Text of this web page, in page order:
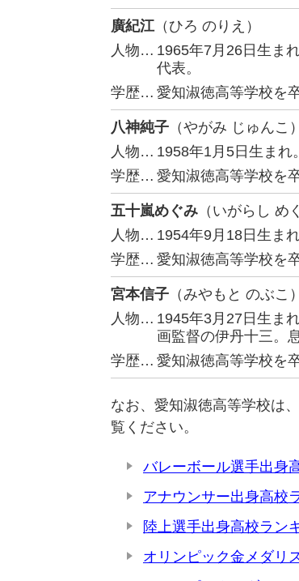
廣紀江（ひろ のりえ）
人物… 1965年7月26日生ま
代表。
学歴… 愛知淑徳高等学校を
八神純子 （やがみ じゅんこ）
人物… 1958年1月5日生まれ
学歴… 愛知淑徳高等学校を
五十嵐めぐみ （いがらし め
人物… 1954年9月18日生ま
学歴… 愛知淑徳高等学校を
宮本信子 （みやもと のぶこ）
人物… 1945年3月27日生ま
画監督の伊丹十三。
学歴… 愛知淑徳高等学校を
なお、愛知淑徳高等学校は
覧ください。
バレーボール選手出身
アナウンサー出身高校
陸上選手出身高校ラン
オリンピック金メダリ